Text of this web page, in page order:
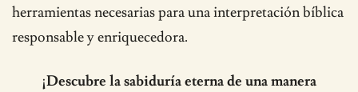
herramientas necesarias para una interpretación bíblica
responsable y enriquecedora.
¡Descubre la sabiduría eterna de una manera